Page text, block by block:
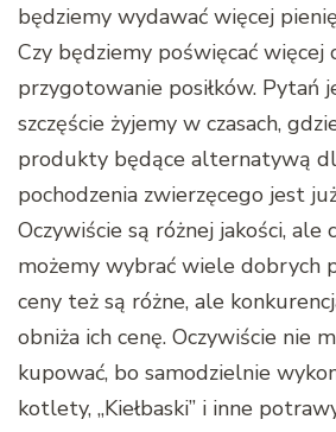
będziemy wydawać więcej
Czy będziemy poświęcać więcej
przygotowanie posiłków. Pytań
szczęście żyjemy w czasach,
produkty będące alternatywą
pochodzenia zwierzęcego jest
Oczywiście są różnej jakości, ale
możemy wybrać wiele dobrych
ceny też są różne, ale
obniża ich cenę. Oczywiście nie
kupować, bo samodzielnie
kotlety, „Kiełbaski” i inne